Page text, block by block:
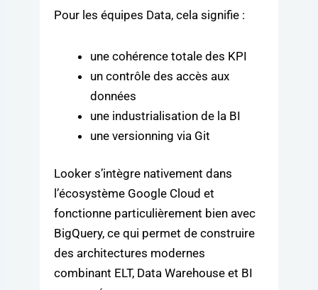
Pour les équipes Data, cela signifie :
une cohérence totale des KPI
un contrôle des accès aux
données
une industrialisation de la BI
une versionning via Git
Looker s’intègre nativement dans
l’écosystème Google Cloud et
fonctionne particulièrement bien avec
BigQuery, ce qui permet de construire
des architectures modernes
combinant ELT, Data Warehouse et BI